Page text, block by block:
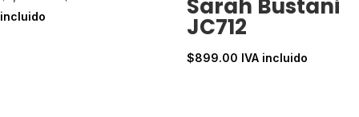
incluido
Sarah Bustani
JC712
$899.00 IVA incluido